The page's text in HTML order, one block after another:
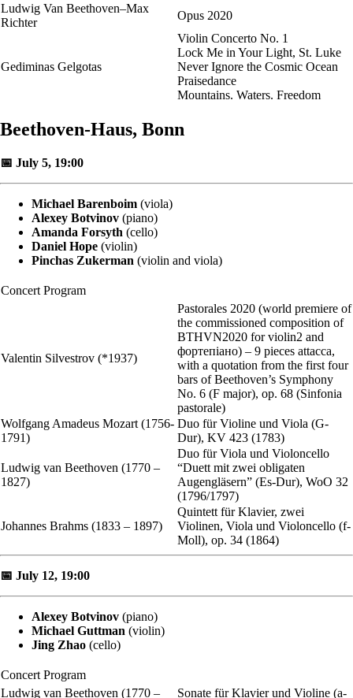
Ludwig Van Beethoven–Max
Richter
Opus 2020
Gediminas Gelgotas
Violin Concerto No. 1
Lock Me in Your Light, St. Luke
Never Ignore the Cosmic Ocean
Praisedance
Mountains. Waters. Freedom
Beethoven-Haus, Bonn
📅 July 5, 19:00
Michael Barenboim (viola)
Alexey Botvinov (piano)
Amanda Forsyth (cello)
Daniel Hope (violin)
Pinchas Zukerman (violin and viola)
Concert Program
Valentin Silvestrov (*1937)
Pastorales 2020 (world premiere of
the commissioned composition of
BTHVN2020 for violin2 and
фортепіано) – 9 pieces attacca,
with a quotation from the first four
bars of Beethoven’s Symphony
No. 6 (F major), op. 68 (Sinfonia
pastorale)
Wolfgang Amadeus Mozart (1756-
1791)
Duo für Violine und Viola (G-
Dur), KV 423 (1783)
Ludwig van Beethoven (1770 –
1827)
Duo für Viola und Violoncello
“Duett mit zwei obligaten
Augengläsern” (Es-Dur), WoO 32
(1796/1797)
Johannes Brahms (1833 – 1897)
Quintett für Klavier, zwei
Violinen, Viola und Violoncello (f-
Moll), op. 34 (1864)
📅 July 12, 19:00
Alexey Botvinov (piano)
Michael Guttman (violin)
Jing Zhao (cello)
Concert Program
Ludwig van Beethoven (1770 –
Sonate für Klavier und Violine (a-